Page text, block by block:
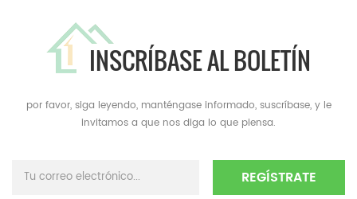
INSCRÍBASE AL BOLETÍN
por favor, siga leyendo, manténgase informado, suscríbase, y le
invitamos a que nos diga lo que piensa.